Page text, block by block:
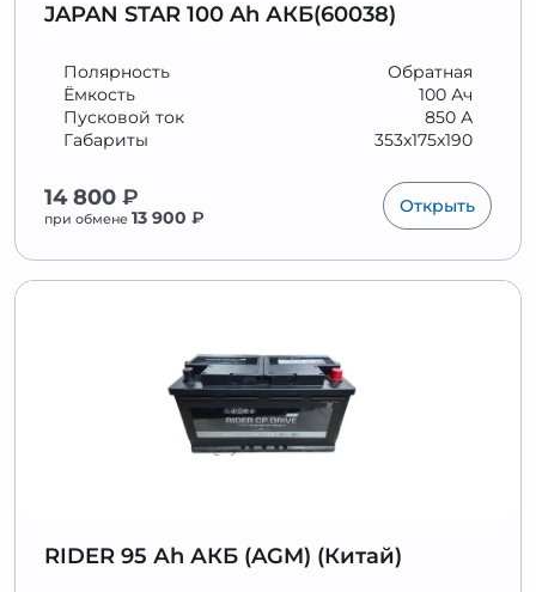
JAPAN STAR 100 Ah АКБ(60038)
Обратная
Полярность
100 Ач
Ёмкость
850 А
Пусковой ток
353x175x190
Габариты
14 800 ₽
при обмене 13 900 ₽
Открыть
RIDER 95 Аh АКБ (AGM) (Китай)